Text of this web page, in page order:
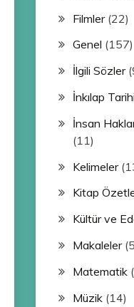
Filmler(22)
Genel (157)
İlgili Sözler
İnkılap Tarihi
İnsan
(11)
Kelimeler
Kitap
Kültür ve
Makaleler
Matematik
Müzik(14)